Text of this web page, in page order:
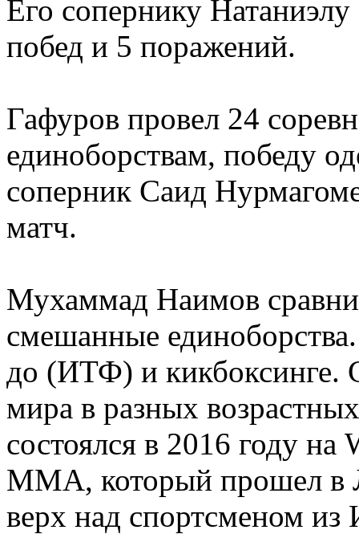
Его сопернику
побед и 5 поражений.
Гафуров провел 24
единоборствам, победу
соперник Саид
матч.
Мухаммад Наимов
смешанные
до (ИТФ) и кикбоксинге.
мира в разных
состоялся в 2016 году
MMA, который прошел в
верх над спортсменом